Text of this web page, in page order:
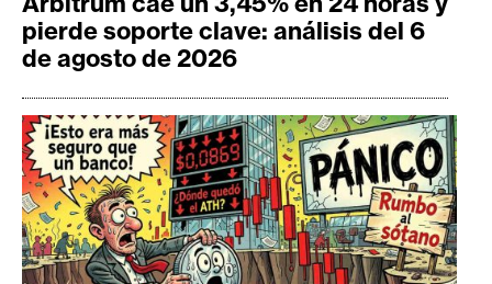
pierde soporte clave: análisis del 6
de agosto de 2026